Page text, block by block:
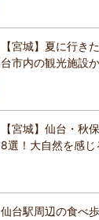
【宮城】夏に行き
台市内の観光施設
【宮城】仙台・秋
8選！大自然を感
仙台駅周辺の食べ